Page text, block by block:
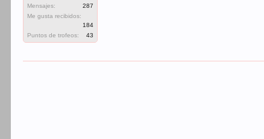
Mensajes:
287
Me gusta recibidos:
184
Puntos de trofeos:
43